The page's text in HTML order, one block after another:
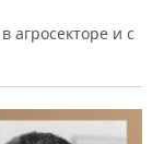
агросекторе и с